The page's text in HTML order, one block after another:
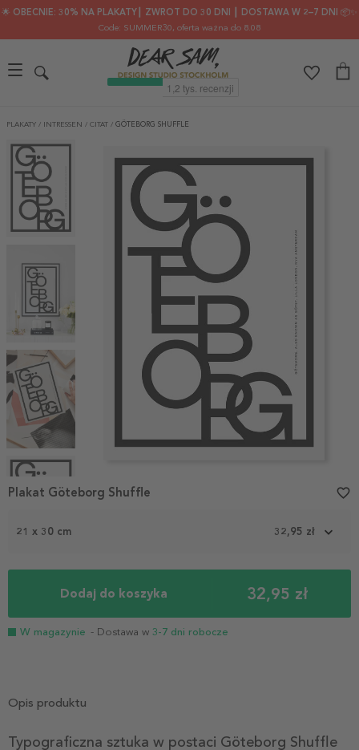
🌟 OBECNIE: 30% NA PLAKATY┃ ZWROT DO 30 DNI ┃ DOSTAWA W 2–7 DNI 📦✨
Code: SUMMER30, oferta ważna do 8.08
PLAKATY / INTRESSEN / CITAT / GÖTEBORG SHUFFLE
1
21 x 30 cm 32,95 zł
Dodaj do koszyka 32,95 zł
W magazynie - Dostawa w 3-7 dni robocze
Plakat Göteborg Shuffle favorite_border
Opis produktu
Typograficzna sztuka w postaci Göteborg Shuffle